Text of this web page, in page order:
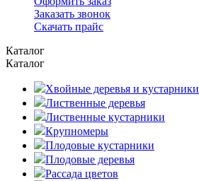
Заказать звонок
Скачать прайс
Каталог
Каталог
Хвойные деревья и кустарники
Лиственные деревья
Лиственные кустарники
Крупномеры
Плодовые кустарники
Плодовые деревья
Рассада цветов